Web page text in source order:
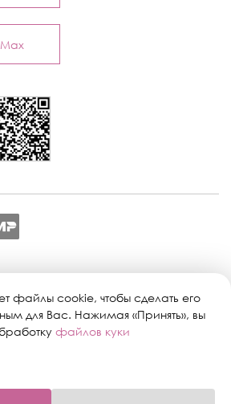
данных
файлов cookie
файлы cookie, чтобы сделать его
для Вас. Нажимая «Принять», вы
файлов куки